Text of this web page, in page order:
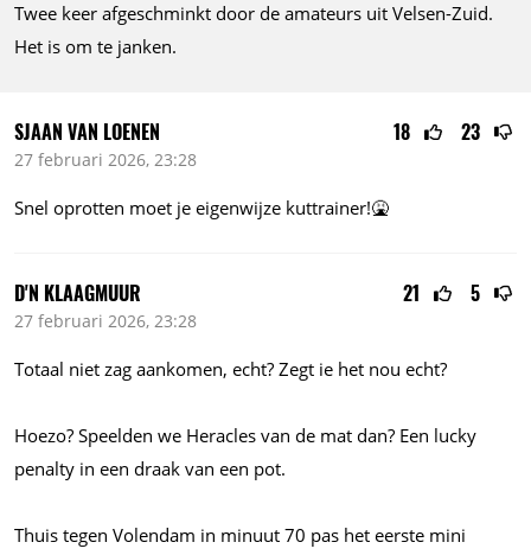
Twee keer afgeschminkt door de amateurs uit Velsen-Zuid.
Het is om te janken.
18 23
SJAAN VAN LOENEN
27 februari 2026, 23:28
Snel oprotten moet je eigenwijze kuttrainer!🤮
21 5
D'N KLAAGMUUR
27 februari 2026, 23:28
Totaal niet zag aankomen, echt? Zegt ie het nou echt?
Hoezo? Speelden we Heracles van de mat dan? Een lucky
penalty in een draak van een pot.
Thuis tegen Volendam in minuut 70 pas het eerste mini